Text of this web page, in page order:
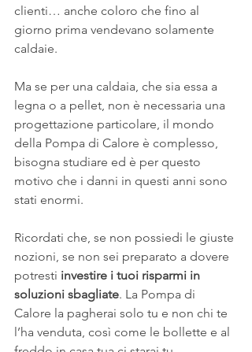
clienti… anche coloro che fino al
giorno prima vendevano solamente
caldaie.
Ma se per una caldaia, che sia essa a
legna o a pellet, non è necessaria una
progettazione particolare, il mondo
della Pompa di Calore è complesso,
bisogna studiare ed è per questo
motivo che i danni in questi anni sono
stati enormi.
Ricordati che, se non possiedi le giuste
nozioni, se non sei preparato a dovere
potresti investire i tuoi risparmi in
soluzioni sbagliate. La Pompa di
Calore la pagherai solo tu e non chi te
l’ha venduta, così come le bollette e al